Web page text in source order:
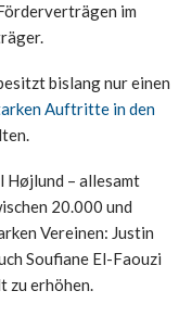
im
bislang nur einen
Auftritte in den
Højlund – allesamt
20.000 und
Vereinen: Justin
Soufiane El-Faouzi
zu erhöhen.